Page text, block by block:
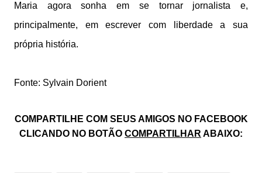
Maria agora sonha em se tornar jornalista e,
principalmente, em escrever com liberdade a sua
própria história.
Fonte: Sylvain Dorient
COMPARTILHE COM SEUS AMIGOS NO FACEBOOK
CLICANDO NO BOTÃO COMPARTILHAR ABAIXO: